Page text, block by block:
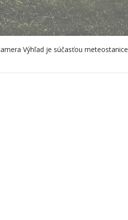
Výhľad je súčasťou meteostanice